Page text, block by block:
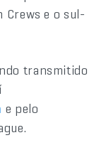
e o sul-
transmitido
e pelo